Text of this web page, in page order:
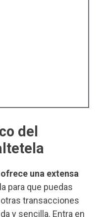
del
una extensa
para que puedas
transacciones
y sencilla. Entra en